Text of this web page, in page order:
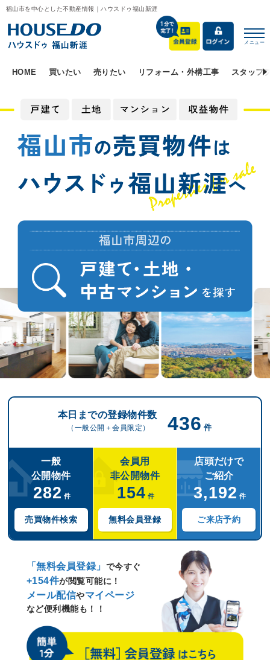
福山市を中心とした不動産情報｜ハウスドゥ福山新涯
メニュー
HOME 買いたい 売りたい リフォーム・外構工事 スタッフ
本日までの登録物件数
（一般公開＋会員限定） 436 件
一般
公開物件
282 件
売買物件検索
会員用
非公開物件
154 件
無料会員登録
店頭だけで
ご紹介
3,192 件
ご来店予約
「無料会員登録」 で今すぐ
+154件が閲覧可能に！
メール配信やマイページ
など便利機能も！！